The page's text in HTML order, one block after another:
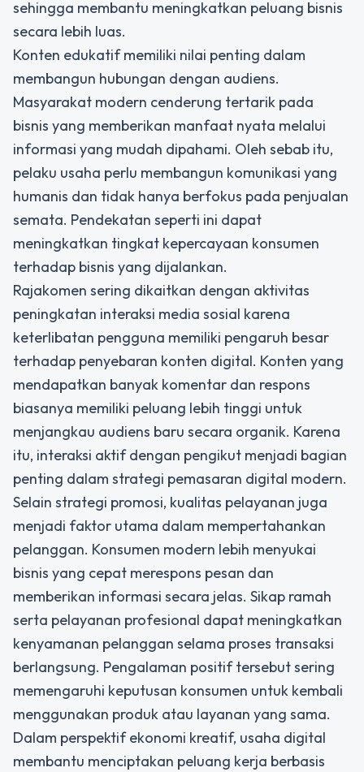
sehingga membantu meningkatkan peluang bisnis
secara lebih luas.
Konten edukatif memiliki nilai penting dalam
membangun hubungan dengan audiens.
Masyarakat modern cenderung tertarik pada
bisnis yang memberikan manfaat nyata melalui
informasi yang mudah dipahami. Oleh sebab itu,
pelaku usaha perlu membangun komunikasi yang
humanis dan tidak hanya berfokus pada penjualan
semata. Pendekatan seperti ini dapat
meningkatkan tingkat kepercayaan konsumen
terhadap bisnis yang dijalankan.
Rajakomen sering dikaitkan dengan aktivitas
peningkatan interaksi media sosial karena
keterlibatan pengguna memiliki pengaruh besar
terhadap penyebaran konten digital. Konten yang
mendapatkan banyak komentar dan respons
biasanya memiliki peluang lebih tinggi untuk
menjangkau audiens baru secara organik. Karena
itu, interaksi aktif dengan pengikut menjadi bagian
penting dalam strategi pemasaran digital modern.
Selain strategi promosi, kualitas pelayanan juga
menjadi faktor utama dalam mempertahankan
pelanggan. Konsumen modern lebih menyukai
bisnis yang cepat merespons pesan dan
memberikan informasi secara jelas. Sikap ramah
serta pelayanan profesional dapat meningkatkan
kenyamanan pelanggan selama proses transaksi
berlangsung. Pengalaman positif tersebut sering
memengaruhi keputusan konsumen untuk kembali
menggunakan produk atau layanan yang sama.
Dalam perspektif ekonomi kreatif, usaha digital
membantu menciptakan peluang kerja berbasis